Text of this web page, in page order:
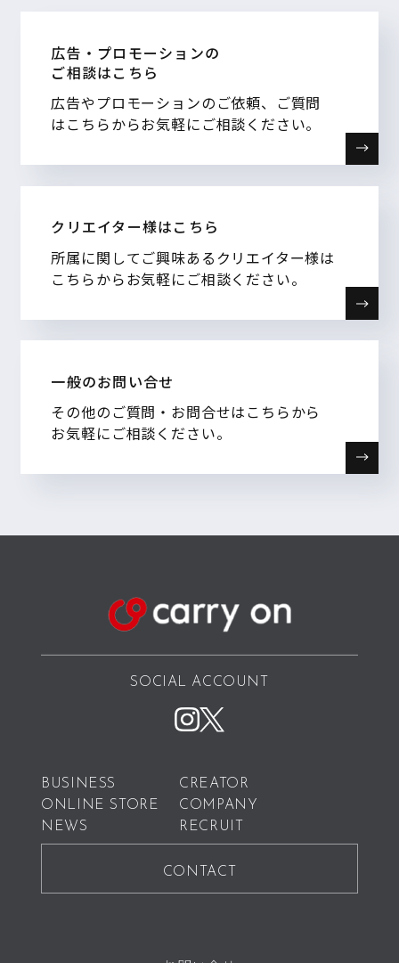
広告・プロモーションの
ご相談はこちら
広告やプロモーションのご依頼、ご質問
はこちらからお気軽にご相談ください。
クリエイター様はこちら
所属に関してご興味あるクリエイター様は
こちらからお気軽にご相談ください。
一般のお問い合せ
その他のご質問・お問合せはこちらから
お気軽にご相談ください。
SOCIAL ACCOUNT
BUSINESS
CREATOR
ONLINE STORE
COMPANY
NEWS
RECRUIT
CONTACT